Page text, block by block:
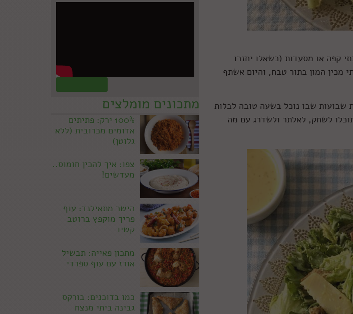
מתכונים מומלצים
100% ירק: פתיתים
אדומים מכרובית (ללא
גלוטן)
צפו: איך להכין חומוס..
מעדשים!
הישר מתאילנד: עוף
פריך מוקפץ ברוטב
קשיו
מתכון פאייה: תבשיל
אורז עם עוף ספרדי
כמו בדוכנים: בורקס
גבינה ביתי מנצח
קפה או מסעדות (כשאלו יחזרו
מכין המון בתור טבח, והיום אשתף
שבועות שבו נוכל בשעה טובה לבלות
לשחק, לאלתר ולשדרג עם מה